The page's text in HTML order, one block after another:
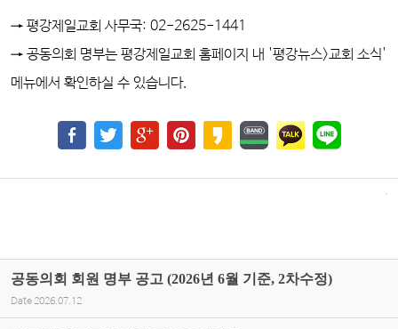
→ 평강제일교회 사무국: 02-2625-1441
→ 공동의회 명부는 평강제일교회 홈페이지 내 '평강뉴스>교회 소식'
메뉴에서 확인하실 수 있습니다.
공동의회 회원 명부 공고 (2026년 6월 기준, 2차수정)
Date 2026.07.12